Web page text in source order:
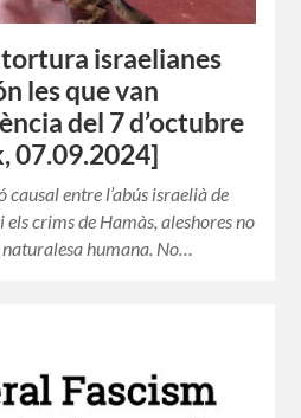
tortura israelianes
les que van
del 7 d’octubre
07.09.2024]
causal entre l’abús israelià de
els crims de Hamàs, aleshores no
humana. No…